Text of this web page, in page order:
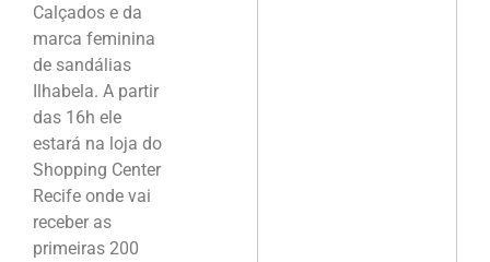
Calçados e da
marca feminina
de sandálias
Ilhabela. A partir
das 16h ele
estará na loja do
Shopping Center
Recife onde vai
receber as
primeiras 200